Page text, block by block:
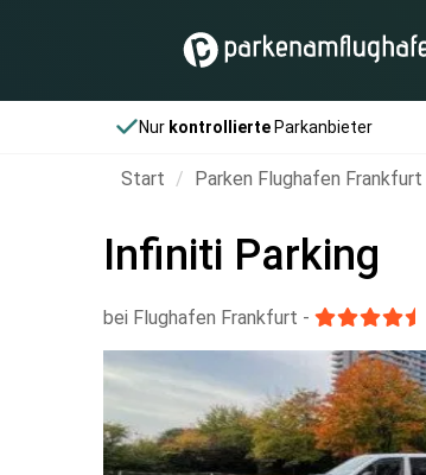
Nur kontrollierte Parkanbieter
Start Parken Flughafen Frankfurt
Infiniti Parking
bei Flughafen Frankfurt -